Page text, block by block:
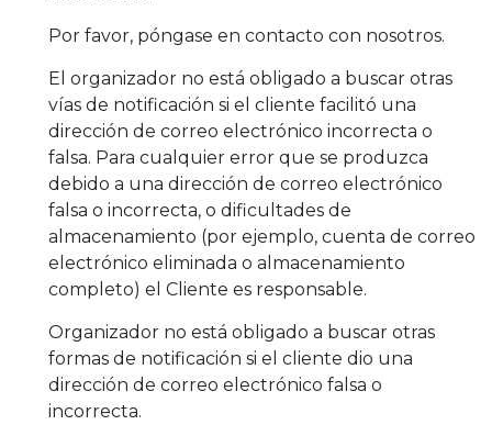
Por favor, póngase en contacto con nosotros.
El organizador no está obligado a buscar otras
vías de notificación si el cliente facilitó una
dirección de correo electrónico incorrecta o
falsa. Para cualquier error que se produzca
debido a una dirección de correo electrónico
falsa o incorrecta, o dificultades de
almacenamiento (por ejemplo, cuenta de correo
electrónico eliminada o almacenamiento
completo) el Cliente es responsable.
Organizador no está obligado a buscar otras
formas de notificación si el cliente dio una
dirección de correo electrónico falsa o
incorrecta.